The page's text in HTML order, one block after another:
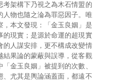
考架構下乃視之為木石情盟的
人物也隨之淪為罪惡因子。唯
，本文發現：「金玉良姻」是
的現實；是源於命運的超現實
的人謀安排，更不構成改變情
結果論的蒙蔽與誤導，從客觀
金玉良姻」被提到的次數、
、尤其是輿論涵蓋面，都遠不